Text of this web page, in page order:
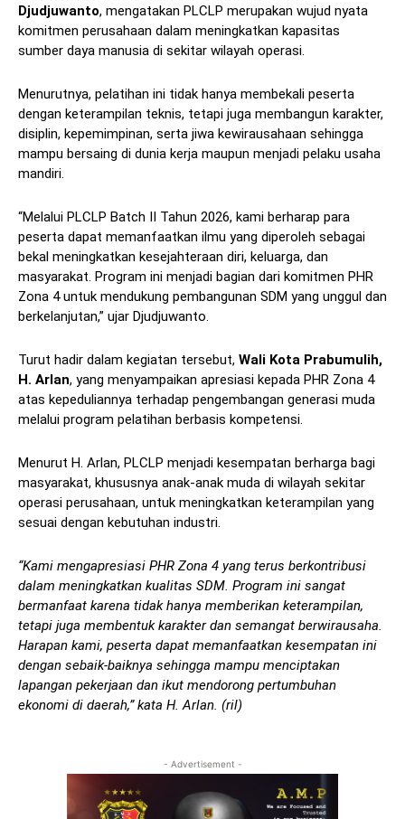
Djudjuwanto, mengatakan PLCLP merupakan wujud nyata
komitmen perusahaan dalam meningkatkan kapasitas
sumber daya manusia di sekitar wilayah operasi.
Menurutnya, pelatihan ini tidak hanya membekali peserta
dengan keterampilan teknis, tetapi juga membangun karakter,
disiplin, kepemimpinan, serta jiwa kewirausahaan sehingga
mampu bersaing di dunia kerja maupun menjadi pelaku usaha
mandiri.
“Melalui PLCLP Batch II Tahun 2026, kami berharap para
peserta dapat memanfaatkan ilmu yang diperoleh sebagai
bekal meningkatkan kesejahteraan diri, keluarga, dan
masyarakat. Program ini menjadi bagian dari komitmen PHR
Zona 4 untuk mendukung pembangunan SDM yang unggul dan
berkelanjutan,” ujar Djudjuwanto.
Turut hadir dalam kegiatan tersebut, Wali Kota Prabumulih,
H. Arlan, yang menyampaikan apresiasi kepada PHR Zona 4
atas kepeduliannya terhadap pengembangan generasi muda
melalui program pelatihan berbasis kompetensi.
Menurut H. Arlan, PLCLP menjadi kesempatan berharga bagi
masyarakat, khususnya anak-anak muda di wilayah sekitar
operasi perusahaan, untuk meningkatkan keterampilan yang
sesuai dengan kebutuhan industri.
“Kami mengapresiasi PHR Zona 4 yang terus berkontribusi
dalam meningkatkan kualitas SDM. Program ini sangat
bermanfaat karena tidak hanya memberikan keterampilan,
tetapi juga membentuk karakter dan semangat berwirausaha.
Harapan kami, peserta dapat memanfaatkan kesempatan ini
dengan sebaik-baiknya sehingga mampu menciptakan
lapangan pekerjaan dan ikut mendorong pertumbuhan
ekonomi di daerah,” kata H. Arlan. (ril)
- Advertisement -